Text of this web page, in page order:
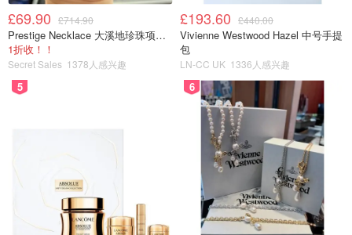
£69.90 £714.90
Prestige Necklace 大溪地珍珠项链 10-11mm
1折收！！
Secret Sales 1378人感兴趣
£193.60 £440.00
Vivienne Westwood Hazel 中号手提
包
LN-CC UK 1336人感兴趣
5 6